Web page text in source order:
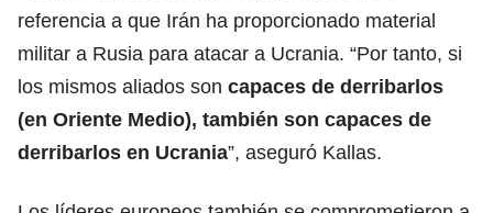
referencia a que Irán ha proporcionado material
militar a Rusia para atacar a Ucrania. “Por tanto, si
los mismos aliados son capaces de derribarlos
(en Oriente Medio), también son capaces de
derribarlos en Ucrania”, aseguró Kallas.